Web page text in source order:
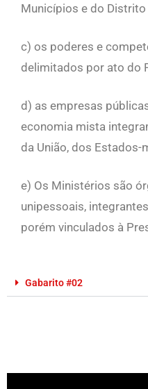
Municípios e do Distrito
c) os poderes e
delimitados por ato do
d) as empresas
economia mista
da União, dos
e) Os Ministérios são
unipessoais,
porém vinculados à
Gabarito #02